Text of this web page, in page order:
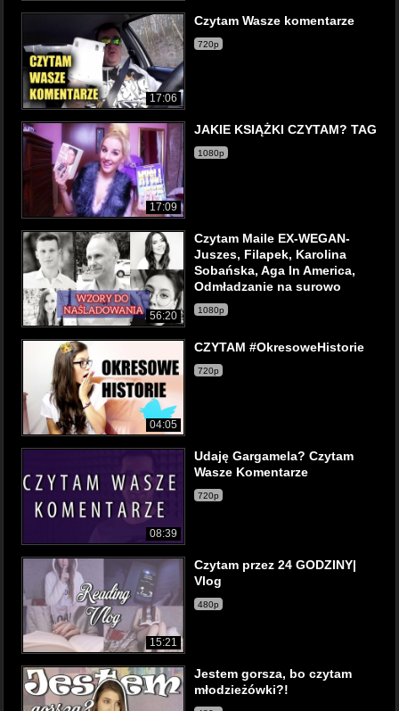
17:06
Czytam Wasze komentarze
720p
17:09
JAKIE KSIĄŻKI CZYTAM? TAG
1080p
56:20
Czytam Maile EX-WEGAN-
Juszes, Filapek, Karolina
Sobańska, Aga In America,
Odmładzanie na surowo
1080p
04:05
CZYTAM #OkresoweHistorie
720p
08:39
Udaję Gargamela? Czytam
Wasze Komentarze
720p
15:21
Czytam przez 24 GODZINY|
Vlog
480p
Jestem gorsza, bo czytam
młodzieżówki?!